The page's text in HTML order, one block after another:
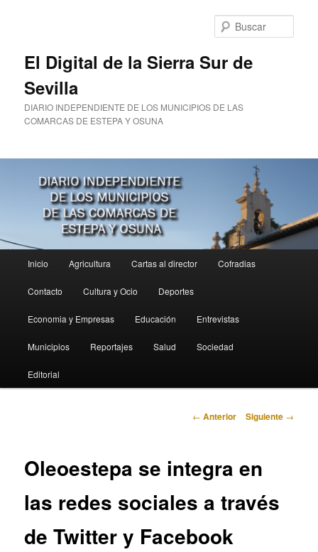
El Digital de la Sierra Sur de
Sevilla
DIARIO INDEPENDIENTE DE LOS MUNICIPIOS DE LAS
COMARCAS DE ESTEPA Y OSUNA
principal
Inicio Agricultura Cartas al director Cofradias
Contacto Cultura y Ocio Deportes
Economia y Empresas Educación Entrevistas
Municipios Reportajes Salud Sociedad
Editorial
Navegación
← Anterior Siguiente →
Oleoestepa se integra en
las redes sociales a través
de Twitter y Facebook